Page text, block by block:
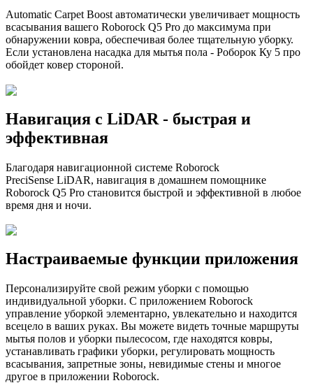
Automatic Carpet Boost автоматически увеличивает мощность
всасывания вашего Roborock Q5 Pro до максимума при
обнаружении ковра, обеспечивая более тщательную уборку.
Если установлена насадка для мытья пола - Роборок Ку 5 про
обойдет ковер стороной.
Навигация с LiDAR - быстрая и
эффективная
Благодаря навигационной системе Roborock
PreciSense LiDAR, навигация в домашнем помощнике
Roborock Q5 Pro становится быстрой и эффективной в любое
время дня и ночи.
Настраиваемые функции приложения
Персонализируйте свой режим уборки с помощью
индивидуальной уборки. С приложением Roborock
управление уборкой элементарно, увлекательно и находится
всецело в ваших руках. Вы можете видеть точные маршруты
мытья полов и уборки пылесосом, где находятся ковры,
устанавливать графики уборки, регулировать мощность
всасывания, запретные зоны, невидимые стены и многое
другое в приложении Roborock.